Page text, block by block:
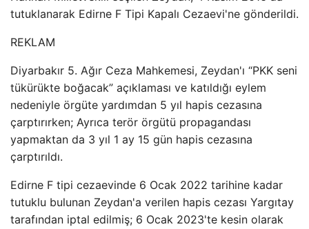
tutuklanarak Edirne F Tipi Kapalı Cezaevi'ne gönderildi.
REKLAM
Diyarbakır 5. Ağır Ceza Mahkemesi, Zeydan'ı “PKK seni
tükürükte boğacak” açıklaması ve katıldığı eylem
nedeniyle örgüte yardımdan 5 yıl hapis cezasına
çarptırırken; Ayrıca terör örgütü propagandası
yapmaktan da 3 yıl 1 ay 15 gün hapis cezasına
çarptırıldı.
Edirne F tipi cezaevinde 6 Ocak 2022 tarihine kadar
tutuklu bulunan Zeydan'a verilen hapis cezası Yargıtay
tarafından iptal edilmiş; 6 Ocak 2023'te kesin olarak